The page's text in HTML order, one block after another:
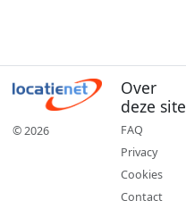
© 2026
Over
deze site
FAQ
Privacy
Cookies
Contact